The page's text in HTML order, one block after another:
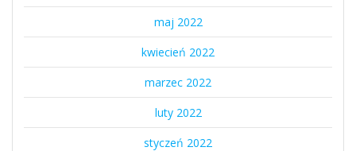
maj 2022
kwiecień 2022
marzec 2022
luty 2022
styczeń 2022